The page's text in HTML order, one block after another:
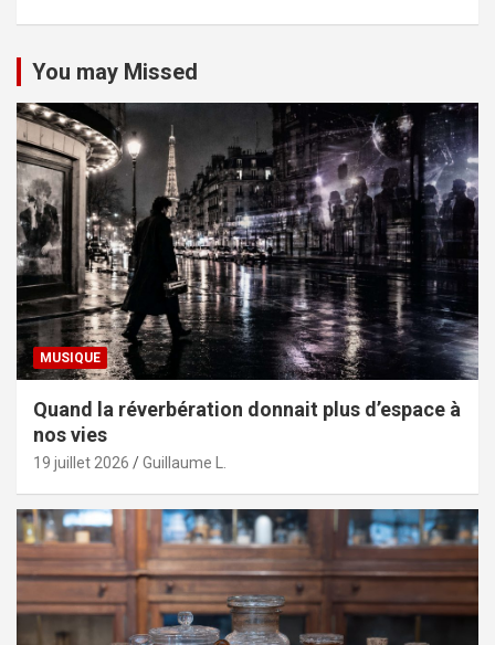
You may Missed
MUSIQUE
Quand la réverbération donnait plus d’espace à
nos vies
19 juillet 2026 Guillaume L.